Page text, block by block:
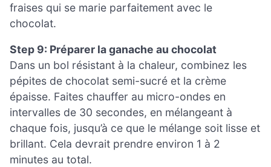
fraises qui se marie parfaitement avec le
chocolat.
Step 9: Préparer la ganache au chocolat
Dans un bol résistant à la chaleur, combinez les
pépites de chocolat semi-sucré et la crème
épaisse. Faites chauffer au micro-ondes en
intervalles de 30 secondes, en mélangeant à
chaque fois, jusqu’à ce que le mélange soit lisse et
brillant. Cela devrait prendre environ 1 à 2
minutes au total.